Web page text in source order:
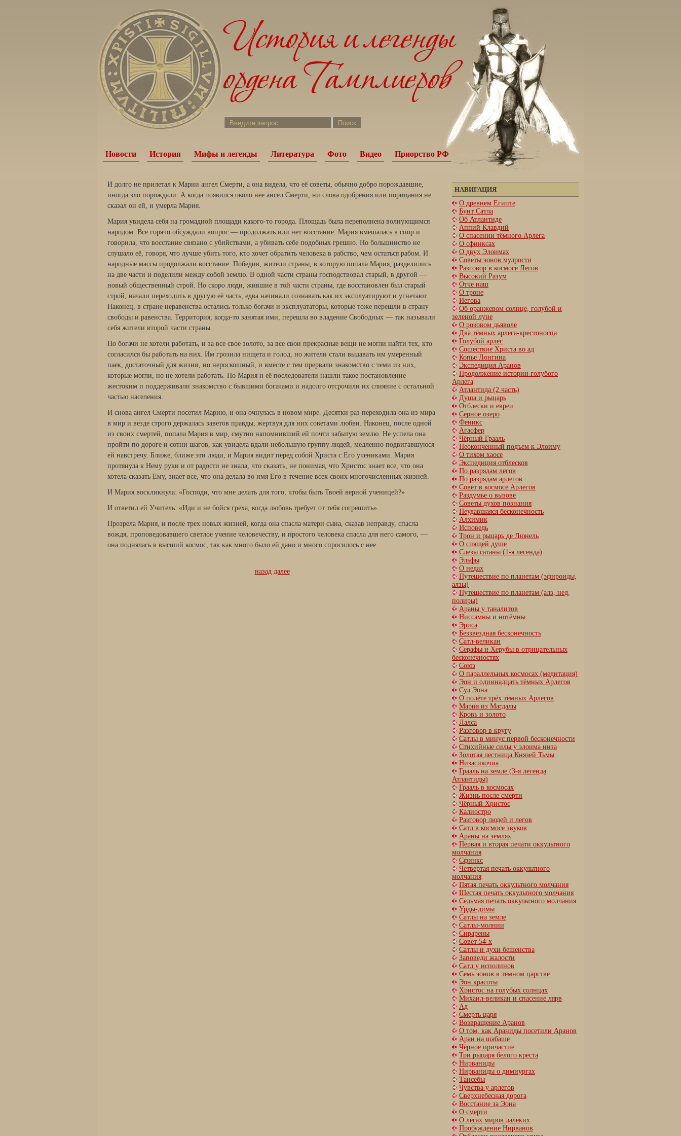
Новости История Мифы и легенды Литература Фото Видео Приорство РФ
И долго не прилетал к Марии ангел Смерти, а она видела, что её советы, обычно добро порождавшие,
иногда зло порождали. А когда появился около нее ангел Смерти, ни слова одобрения или порицания не
сказал он ей, и умерла Мария.
Мария увидела себя на громадной площади какого-то города. Площадь была переполнена волнующимся
народом. Все горячо обсуждали вопрос — продолжать или нет восстание. Мария вмешалась в спор и
говорила, что восстание связано с убийствами, а убивать себе подобных грешно. Но большинство не
слушало её, говоря, что лучше убить того, кто хочет обратить человека в рабство, чем остаться рабом. И
народные массы продолжали восстание. Победив, жители страны, в которую попала Мария, разделились
на две части и поделили между собой землю. В одной части страны господствовал старый, в другой —
новый общественный строй. Но скоро люди, жившие в той части страны, где восстановлен был старый
строй, начали переходить в другую её часть, едва начинали сознавать как их эксплуатируют и угнетают.
Наконец, в стране неравенства остались только богачи и эксплуататоры, которые тоже перешли в страну
свободы и равенства. Территория, когда-то занятая ими, перешла во владение Свободных — так называли
себя жители второй части страны.
Но богачи не хотели работать, и за все свое золото, за все свои прекрасные вещи не могли найти тех, кто
согласился бы работать на них. Им грозила нищета и голод, но жители стали выдавать им умеренный
паек, достаточный для жизни, но нероскошный, и вместе с тем прервали знакомство с теми из них,
которые могли, но не хотели работать. Но Мария и её последователи нашли такое постановление
жестоким и поддерживали знакомство с бывшими богачами и надолго отсрочили их слияние с остальной
частью населения.
И снова ангел Смерти посетил Марию, и она очнулась в новом мире. Десятки раз переходила она из мира
в мир и везде строго держалась заветов правды, жертвуя для них советами любви. Наконец, после одной
из своих смертей, попала Мария в мир, смутно напомнивший ей почти забытую землю. Не успела она
пройти по дороге и сотни шагов, как увидела вдали небольшую группу людей, медленно подвигавшуюся
ей навстречу. Ближе, ближе эти люди, и Мария видит перед собой Христа с Его учениками. Мария
протянула к Нему руки и от радости не знала, что сказать, не понимая, что Христос знает все, что она
хотела сказать Ему, знает все, что она делала во имя Его в течение всех своих многочисленных жизней.
И Мария воскликнула: «Господи, что мне делать для того, чтобы быть Твоей верной ученицей?»
И ответил ей Учитель: «Иди и не бойся греха, когда любовь требует от тебя согрешить».
Прозрела Мария, и после трех новых жизней, когда она спасла матери сына, сказав неправду, спасла
вождя, проповедовавшего светлое учение человечеству, и простого человека спасла для него самого, —
она поднялась в высший космос, так как много было ей дано и много спросилось с нее.
назад далее
НАВИГАЦИЯ
О древнем Египте
Бунт Сатла
Об Атлантиде
Аппий Клавдий
О спасении тёмного Арлега
О сфинксах
О двух Элоимах
Советы эонов мудрости
Разговор в космосе Легов
Высокий Разум
Отче наш
О троне
Иегова
Об оранжевом солнце, голубой и
зеленой луне
О розовом дьяволе
Два тёмных арлега-крестоносца
Голубой арлег
Сошествие Христа во ад
Копье Лонгина
Экспедиция Аранов
Продолжение истории голубого
Арлега
Атлантида (2 часть)
Душа и рыцарь
Отблески и евреи
Серное озеро
Феникс
Агасфер
Чёрный Грааль
Неоконченный подъем к Элоиму
О тихом хаосе
Экспедиция отблесков
По разрядам легов
По разрядам арлегов
Совет в космосе Арлегов
Раздумье о вызове
Советы духов познания
Неудавшаяся бесконечность
Алхимик
Исповедь
Трон и рыцарь де Люнель
О спящей душе
Слезы сатаны (1-я легенда)
Эльфы
О недах
Путешествие по планетам (эфироиды,
алзы)
Путешествие по планетам (алз, нед,
полиры)
Араны у таналитов
Ниссамны и нотёмны
Эриса
Беззвездная бесконечность
Сатл-великан
Серафы и Херубы в отрицательных
бесконечностях
Союз
О параллельных космосах (медитация)
Эон и одиннадцать тёмных Арлегов
Суд Эона
О полёте трёх тёмных Арлегов
Мария из Магдалы
Кровь и золото
Лалса
Разговор в кругу
Сатлы в минус первой бесконечности
Стихийные силы у элоима низа
Золотая лестница Князей Тьмы
Низасикочиа
Грааль на земле (3-я легенда
Атлантиды)
Грааль в космосах
Жизнь после смерти
Чёрный Христос
Калиостро
Разговор людей и легов
Сатл в космосе звуков
Араны на землях
Первая и вторая печати оккультного
молчания
Сфинкс
Четвертая печать оккультного
молчания
Пятая печать оккультного молчания
Шестая печать оккультного молчания
Cедьмая печать оккультного молчания
Урды-димы
Сатлы на земле
Сатлы-молнии
Сирарены
Совет 54-х
Сатлы и духи бешенства
Заповеди жалости
Сатл у исполинов
Семь эонов в тёмном царстве
Эон красоты
Христос на голубых солнцах
Михаил-великан и спасение лярв
Ад
Смерть царя
Возвращение Аранов
О том, как Араниды посетили Аранов
Аран на шабаше
Чёрное причастие
Три рыцаря белого креста
Нирваниды
Нирваниды о димиургах
Тансебы
Чувства у арлегов
Сверхнебесная дорога
Восстание за Эона
О смерти
О легах миров далеких
Пробуждение Нирванов